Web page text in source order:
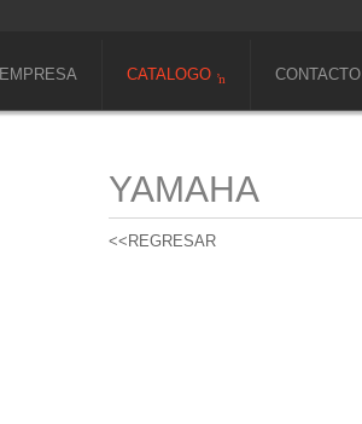
EMPRESA CATALOGO CONTACTO
YAMAHA
<<REGRESAR